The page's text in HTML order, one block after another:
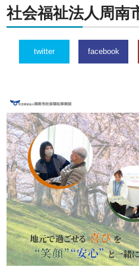
社会福祉法人周南
twitter facebook